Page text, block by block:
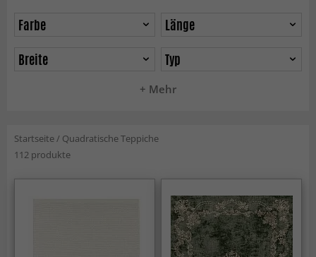
+ Mehr
Farbe
Länge
Breite
Typ
Startseite/ Quadratische Teppiche
112 produkte